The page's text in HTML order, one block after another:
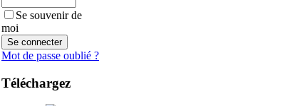
Se souvenir de
moi
Mot de passe oublié ?
Téléchargez